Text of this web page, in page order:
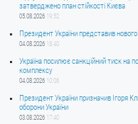
затверджено план стійкості Києва
05.08.2026 19:52
Президент України представив
04.08.2026 18:40
Україна посилює санкційний тиск на
комплексу
04.08.2026 10:06
Президент України призначив Ігоря
оборони України
03.08.2026 17:40